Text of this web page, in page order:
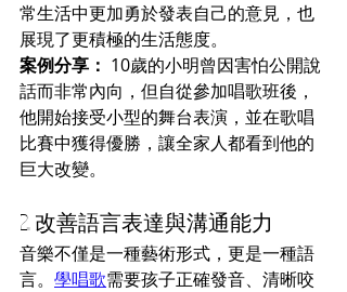
常生活中更加勇於發表自己的意見，也
展現了更積極的生活態度。
案例分享： 10歲的小明曾因害怕公開說
話而非常內向，但自從參加唱歌班後，
他開始接受小型的舞台表演，並在歌唱
比賽中獲得優勝，讓全家人都看到他的
巨大改變。
2. 改善語言表達與溝通能力
音樂不僅是一種藝術形式，更是一種語
言。 學唱歌需要孩子正確發音、清晰咬